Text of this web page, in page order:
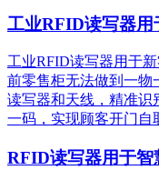
工业RFID读写器用
工业RFID读写器用于
前零售柜无法做到一物
读写器和天线，精准识
一码，实现顾客开门自
RFID读写器用于智